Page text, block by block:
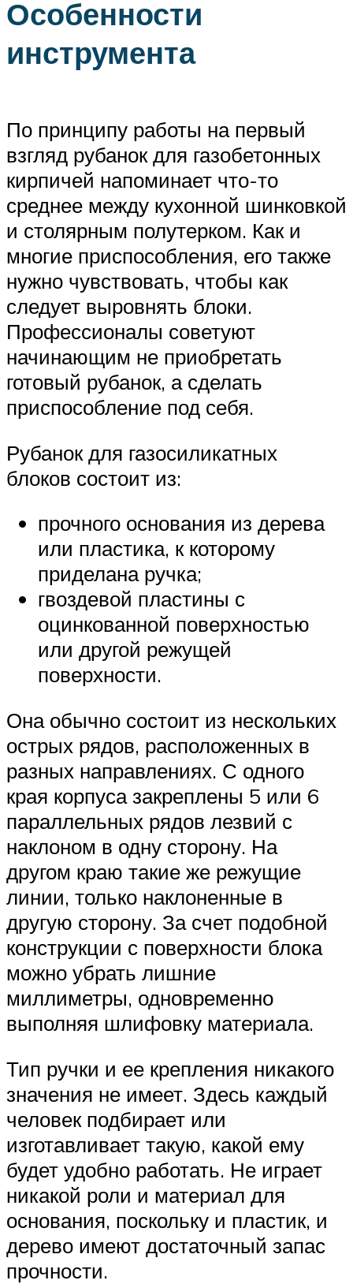
Особенности
инструмента
По принципу работы на первый
взгляд рубанок для газобетонных
кирпичей напоминает что-то
среднее между кухонной шинковкой
и столярным полутерком. Как и
многие приспособления, его также
нужно чувствовать, чтобы как
следует выровнять блоки.
Профессионалы советуют
начинающим не приобретать
готовый рубанок, а сделать
приспособление под себя.
Рубанок для газосиликатных
блоков состоит из:
прочного основания из дерева
или пластика, к которому
приделана ручка;
гвоздевой пластины с
оцинкованной поверхностью
или другой режущей
поверхности.
Она обычно состоит из нескольких
острых рядов, расположенных в
разных направлениях. С одного
края корпуса закреплены 5 или 6
параллельных рядов лезвий с
наклоном в одну сторону. На
другом краю такие же режущие
линии, только наклоненные в
другую сторону. За счет подобной
конструкции с поверхности блока
можно убрать лишние
миллиметры, одновременно
выполняя шлифовку материала.
Тип ручки и ее крепления никакого
значения не имеет. Здесь каждый
человек подбирает или
изготавливает такую, какой ему
будет удобно работать. Не играет
никакой роли и материал для
основания, поскольку и пластик, и
дерево имеют достаточный запас
прочности.